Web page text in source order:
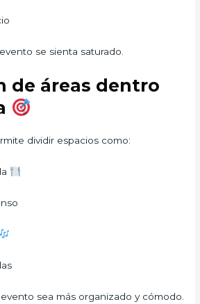
se sienta saturado.
de áreas dentro
dividir espacios como:
sea más organizado y cómodo.